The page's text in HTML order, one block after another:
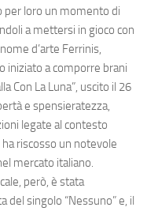
per loro un momento di
a mettersi in gioco con
d’arte Ferrinis,
iniziato a comporre brani
Con La Luna”, uscito il 26
e spensieratezza,
legate al contesto
riscosso un notevole
mercato italiano.
però, è stata
del singolo “Nessuno” e, il